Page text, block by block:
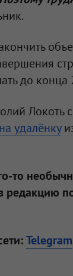
до конца
Локоть
удалёнку
то
редакцию
Telegram